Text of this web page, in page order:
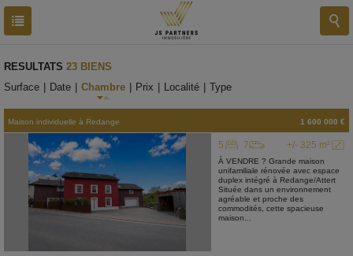
RESULTATS 23 BIENS
Surface
Date Chambre Prix Localité Type
Maison individuelle à Redange 1 600 000 €
+/- 325 m²
5 7
À VENDRE ? Grande maison
unifamiliale rénovée avec espace
duplex intégré à Redange/Attert
Située dans un environnement
agréable et proche des
commodités, cette spacieuse
maison...